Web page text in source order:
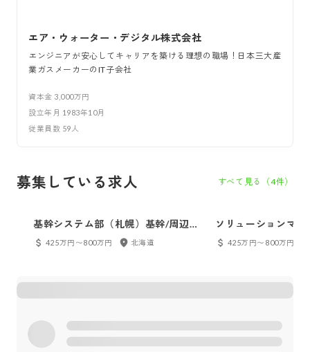
エア・ウォーター・デジタル株式会社
エンジニアが安心してキャリアを築ける理想の職場！日本三大産
業ガスメーカーのIT子会社
資本金 3,000万円
設立年月 1983年10月
従業員数 59 人
募集している求人 すべて見る（4件）
基幹システム部（札幌）基幹/周辺シ
ステムの構築・導入エンジニア（エ
425万円〜800万円 北海道
ソリューションマ
阪）ＩＴソリュー
425万円〜800万円